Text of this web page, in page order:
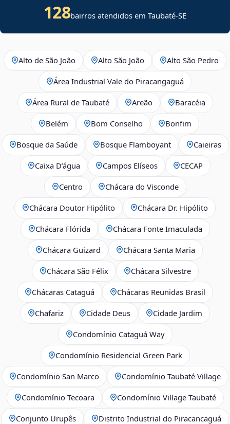
128bairros atendidos emTaubaté-SE
Alto de São João Alto São João Alto São Pedro
Área Industrial Vale do Piracangaguá
Área Rural de Taubaté Areão Baracéia
Belém Bom Conselho Bonfim
Bosque da Saúde Bosque Flamboyant Caieiras
Caixa D’água Campos Elíseos CECAP
Centro Chácara do Visconde
Chácara Doutor Hipólito Chácara Dr. Hipólito
Chácara Flórida Chácara Fonte Imaculada
Chácara Guizard Chácara Santa Maria
Chácara São Félix Chácara Silvestre
Chácaras Cataguá Chácaras Reunidas Brasil
Chafariz Cidade Deus Cidade Jardim
Condomínio Cataguá Way
Condomínio Residencial Green Park
Condomínio San Marco Condomínio Taubaté Village
Condomínio Tecoara Condomínio Village Taubaté
Conjunto Urupês Distrito Industrial do Piracancaguá